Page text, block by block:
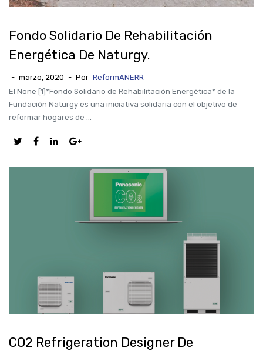
Fondo Solidario De Rehabilitación
Energética De Naturgy.
- marzo, 2020 - Por ReformANERR
El None [1]*Fondo Solidario de Rehabilitación Energética* de la
Fundación Naturgy es una iniciativa solidaria con el objetivo de
reformar hogares de ...
CO2 Refrigeration Designer De